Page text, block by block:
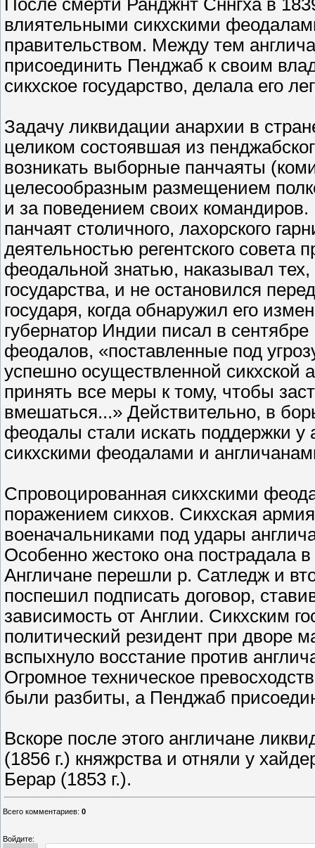
После смерти Ранджнт Сннгха в
влиятельными сикхскими
правительством. Между тем
присоединить Пенджаб к своим
сикхское государство, делала его
Задачу ликвидации анархии в
целиком состоявшая из
возникать выборные панчаяты
целесообразным размещением
и за поведением своих
панчаят столичного, лахорского
деятельностью регентского
феодальной знатью, наказывал
государства, и не остановился
государя, когда обнаружил его
губернатор Индии писал в
феодалов, «поставленные под
успешно осуществленной сикхской
принять все меры к тому, чтобы
вмешаться...» Действительно, в
феодалы стали искать поддержки у
сикхскими феодалами и
Спровоцированная сикхскими
поражением сикхов. Сикхская
военачальниками под удары
Особенно жестоко она пострадала
Англичане перешли р. Сатледж и
поспешил подписать договор,
зависимость от Англии. Сикхским
политический резидент при дворе
вспыхнуло восстание против
Огромное техническое
были разбиты, а Пенджаб
Вскоре после этого англичане
(1856 г.) княжрства и отняли у
Берар (1853 г.).
Всего комментариев: 0
Войдите: